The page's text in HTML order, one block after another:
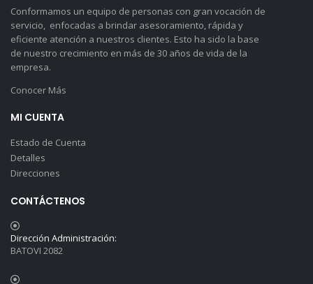
Conformamos un equipo de personas con gran vocación de
servicio, enfocadas a brindar asesoramiento, rápida y
eficiente atención a nuestros clientes. Esto ha sido la base
de nuestro crecimiento en más de 30 años de vida de la
empresa.
Conocer Más
MI CUENTA
Estado de Cuenta
Detalles
Direcciones
CONTÁCTENOS
Dirección Administración:
BATOVI 2082